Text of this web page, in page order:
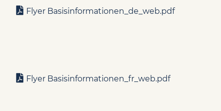
Flyer Basisinformationen_de_web.pdf
Flyer Basisinformationen_fr_web.pdf